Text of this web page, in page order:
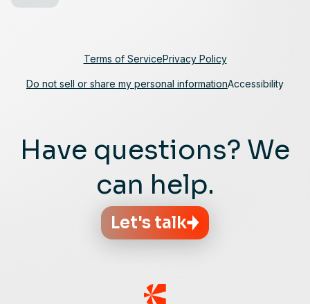
Have questions? We
can help.
Let's talk
Terms of ServicePrivacy Policy
Do not sell or share my personal informationAccessibility